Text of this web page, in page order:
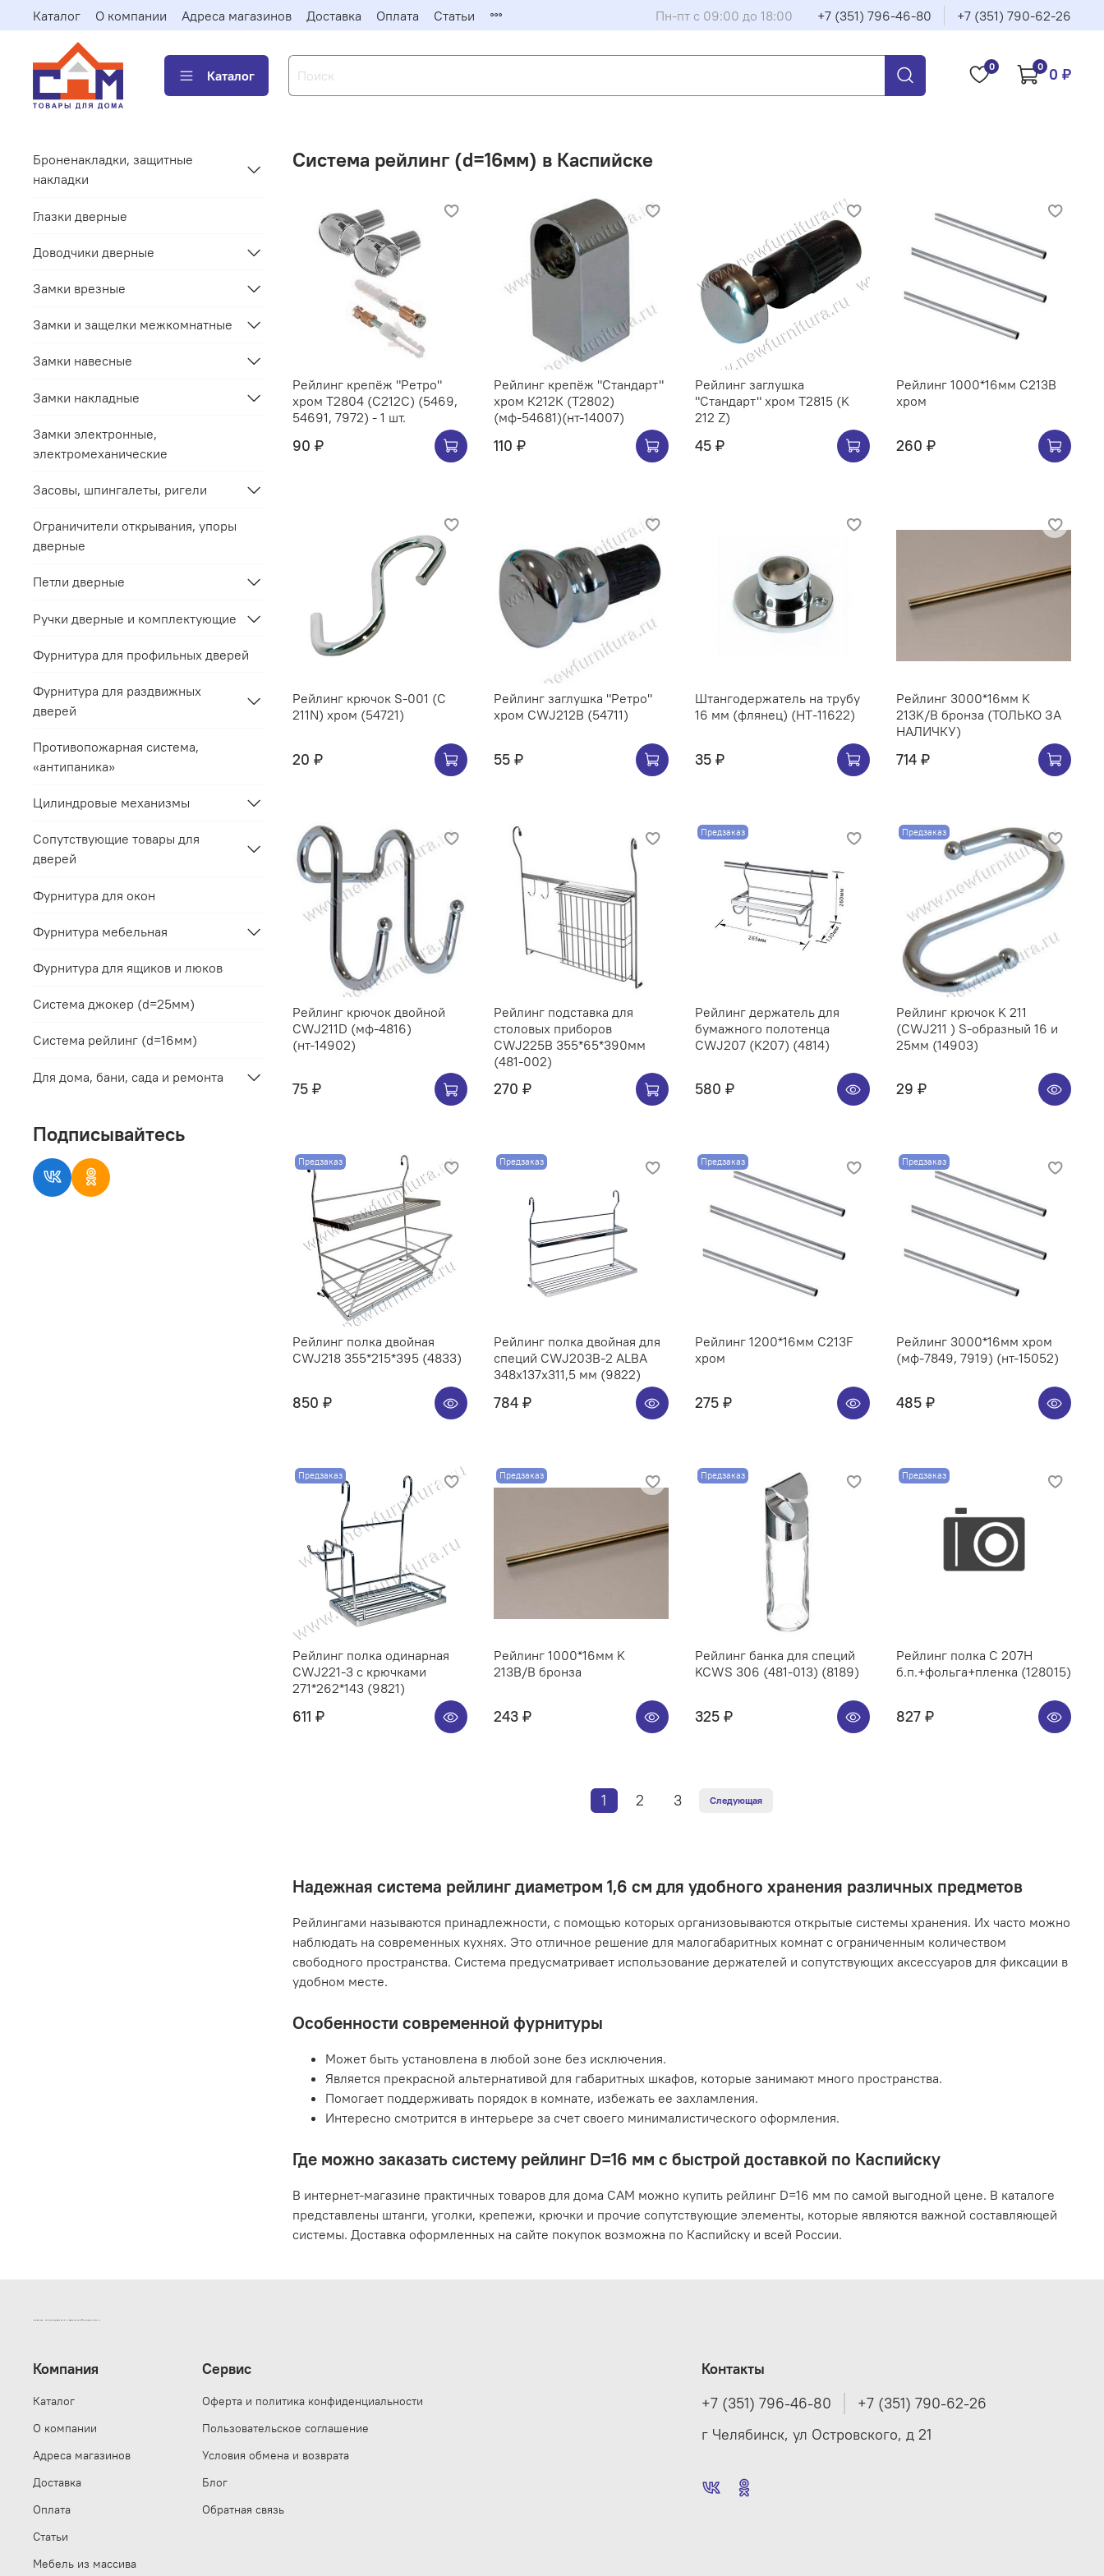
Каталог О компании Адреса магазинов Доставка Оплата Статьи Пн-пт с 09:00 до 18:00 +7 (351) 796-46-80 +7 (351) 790-62-26
Каталог
0 0 0 ₽
Система рейлинг (d=16мм) в Каспийске
Рейлинг крепёж "Ретро"
хром Т2804 (С212C) (5469,
54691, 7972) - 1 шт.
90 ₽
Рейлинг крепёж "Стандарт"
хром К212К (Т2802)
(мф-54681)(нт-14007)
110 ₽
Рейлинг заглушка
"Стандарт" хром Т2815 (K
212 Z)
45 ₽
Рейлинг 1000*16мм C213B
хром
260 ₽
Рейлинг крючок S-001 (C
211N) хром (54721)
20 ₽
Рейлинг заглушка "Ретро"
хром CWJ212B (54711)
55 ₽
Штангодержатель на трубу
16 мм (флянец) (НТ-11622)
35 ₽
Рейлинг 3000*16мм K
213K/B бронза (ТОЛЬКО ЗА
НАЛИЧКУ)
714 ₽
Рейлинг крючок двойной
CWJ211D (мф-4816)
(нт-14902)
75 ₽
Рейлинг подставка для
столовых приборов
CWJ225B 355*65*390мм
(481-002)
270 ₽
Предзаказ
Рейлинг держатель для
бумажного полотенца
CWJ207 (K207) (4814)
580 ₽
Предзаказ
Рейлинг крючок K 211
(CWJ211 ) S-образный 16 и
25мм (14903)
29 ₽
Предзаказ
Рейлинг полка двойная
CWJ218 355*215*395 (4833)
850 ₽
Предзаказ
Рейлинг полка двойная для
специй CWJ203B-2 ALBA
348x137x311,5 мм (9822)
784 ₽
Предзаказ
Рейлинг 1200*16мм C213F
хром
275 ₽
Предзаказ
Рейлинг 3000*16мм хром
(мф-7849, 7919) (нт-15052)
485 ₽
Предзаказ
Рейлинг полка одинарная
CWJ221-3 с крючками
271*262*143 (9821)
611 ₽
Предзаказ
Рейлинг 1000*16мм K
213B/B бронза
243 ₽
Предзаказ
Рейлинг банка для специй
KCWS 306 (481-013) (8189)
325 ₽
Предзаказ
Рейлинг полка C 207H
б.п.+фольга+пленка (128015)
827 ₽
1 2 3 Следующая
Надежная система рейлинг диаметром 1,6 см для удобного хранения различных предметов
Рейлингами называются принадлежности, с помощью которых организовываются открытые системы хранения. Их часто можно
наблюдать на современных кухнях. Это отличное решение для малогабаритных комнат с ограниченным количеством
свободного пространства. Система предусматривает использование держателей и сопутствующих аксессуаров для фиксации в
удобном месте.
Особенности современной фурнитуры
Может быть установлена в любой зоне без исключения.
Является прекрасной альтернативой для габаритных шкафов, которые занимают много пространства.
Помогает поддерживать порядок в комнате, избежать ее захламления.
Интересно смотрится в интерьере за счет своего минималистического оформления.
Где можно заказать систему рейлинг D=16 мм с быстрой доставкой по Каспийску
В интернет-магазине практичных товаров для дома САМ можно купить рейлинг D=16 мм по самой выгодной цене. В каталоге
представлены штанги, уголки, крепежи, крючки и прочие сопутствующие элементы, которые являются важной составляющей
системы. Доставка оформленных на сайте покупок возможна по Каспийску и всей России.
Броненакладки, защитные
накладки
Глазки дверные
Доводчики дверные
Замки врезные
Замки и защелки межкомнатные
Замки навесные
Замки накладные
Замки электронные,
электромеханические
Засовы, шпингалеты, ригели
Ограничители открывания, упоры
дверные
Петли дверные
Ручки дверные и комплектующие
Фурнитура для профильных дверей
Фурнитура для раздвижных
дверей
Противопожарная система,
«антипаника»
Цилиндровые механизмы
Сопутствующие товары для
дверей
Фурнитура для окон
Фурнитура мебельная
Фурнитура для ящиков и люков
Система джокер (d=25мм)
Система рейлинг (d=16мм)
Для дома, бани, сада и ремонта
Подписывайтесь
ИНТЕРНЕТ-МАГАЗИН ДВЕРНОЙ И МЕБЕЛЬНОЙ ФУРНИТУРЫ САМ
Компания
Каталог
О компании
Адреса магазинов
Доставка
Оплата
Статьи
Мебель из массива
Сервис
Оферта и политика конфиденциальности
Пользовательское соглашение
Условия обмена и возврата
Блог
Обратная связь
Контакты
+7 (351) 796-46-80
+7 (351) 790-62-26
г Челябинск, ул Островского, д 21